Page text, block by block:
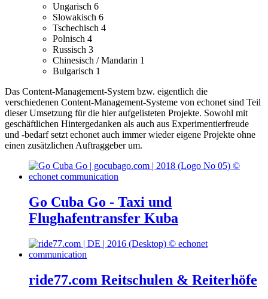
Ungarisch 6
Slowakisch 6
Tschechisch 4
Polnisch 4
Russisch 3
Chinesisch / Mandarin 1
Bulgarisch 1
Das Content-Management-System bzw. eigentlich die
verschiedenen Content-Management-Systeme von echonet sind Teil
dieser Umsetzung für die hier aufgelisteten Projekte. Sowohl mit
geschäftlichen Hintergedanken als auch aus Experimentierfreude
und -bedarf setzt echonet auch immer wieder eigene Projekte ohne
einen zusätzlichen Auftraggeber um.
Go Cuba Go - Taxi und
Flughafentransfer Kuba
ride77.com Reitschulen & Reiterhöfe